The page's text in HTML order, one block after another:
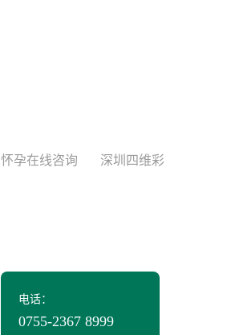
怀孕在线咨询 深圳四维彩
电话：
0755-2367 8999